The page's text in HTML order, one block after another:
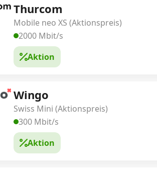
Thurcom
Mobile neo XS (Aktionspreis)
2000 Mbit/s
Aktion
Wingo
Swiss Mini (Aktionspreis)
300 Mbit/s
Aktion